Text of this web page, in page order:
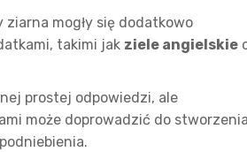
mogły się dodatkowo
takimi jak ziele angielskie
prostej odpowiedzi, ale
może doprowadzić do stworzenia